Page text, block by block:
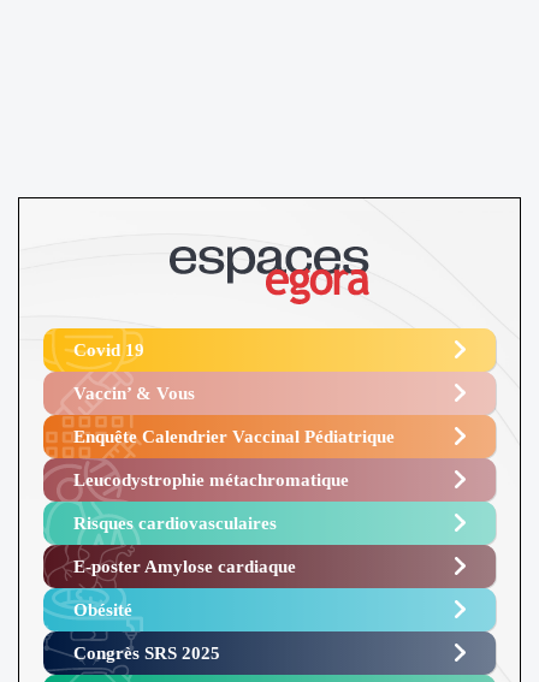
Covid 19
Vaccin’ & Vous
Enquête Calendrier Vaccinal Pédiatrique
Leucodystrophie métachromatique
Risques cardiovasculaires
E-poster Amylose cardiaque ​
Obésité ​
Congrès SRS 2025 ​